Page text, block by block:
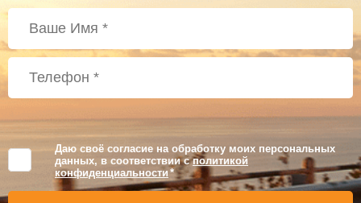
Даю своё согласие на обработку моих персональных
данных, в соответствии сполитикой
конфиденциальности *